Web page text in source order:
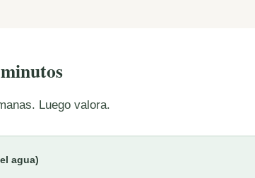
Luego valora.
agua)